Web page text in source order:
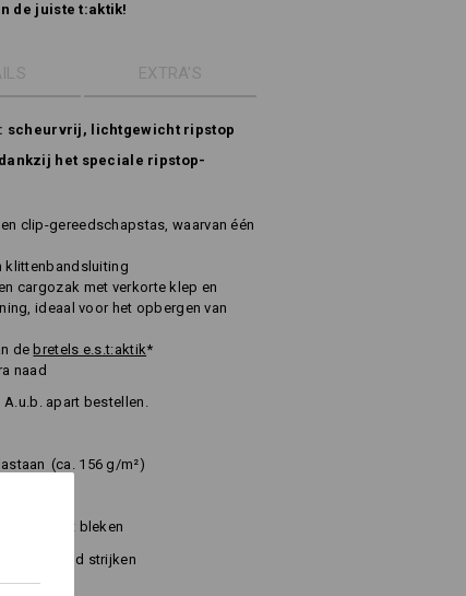
de juiste t:aktik!
EXTRA'S
scheurvrij, lichtgewicht ripstop
het speciale ripstop-
clip-gereedschapstas, waarvan één
klittenbandsluiting
cargozak met verkorte klep en
ideaal voor het opbergen van
de bretels e.s.t:aktik*
naad
apart bestellen.
(ca. 156 g/m²)
Niet bleken
Koud strijken